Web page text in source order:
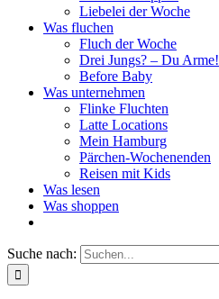
Liebelei der Woche
Was fluchen
Fluch der Woche
Drei Jungs? – Du Arme!
Before Baby
Was unternehmen
Flinke Fluchten
Latte Locations
Mein Hamburg
Pärchen-Wochenenden
Reisen mit Kids
Was lesen
Was shoppen
Suche nach: